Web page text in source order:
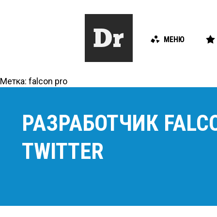
МЕНЮ
Метка: falcon pro
РАЗРАБОТЧИК
TWITTER